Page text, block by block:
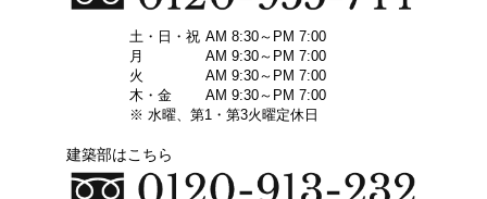
土・日・祝 AM 8:30～PM 7:00
月
AM 9:30～PM 7:00
火
AM 9:30～PM 7:00
木・金
AM 9:30～PM 7:00
※ 水曜、第1・第3火曜定休日
建築部はこちら